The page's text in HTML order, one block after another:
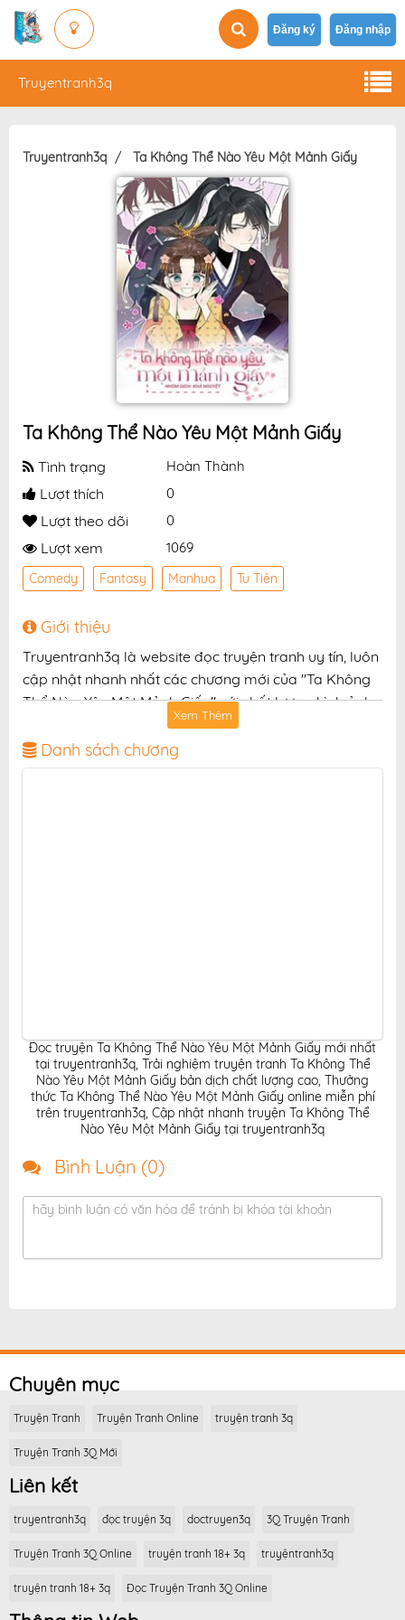
Đăng ký Đăng nhập
Truyentranh3q
Truyentranh3q Ta Không Thể Nào Yêu Một Mảnh Giấy
Ta Không Thể Nào Yêu Một Mảnh Giấy
Tình trạng Hoàn Thành
Lượt thích 0
Lượt theo dõi 0
Lượt xem 1069
Comedy Fantasy Manhua Tu Tiên
Giới thiệu
Truyentranh3q là website đọc truyện tranh uy tín, luôn
cập nhật nhanh nhất các chương mới của "Ta Không
Thể Nào Yêu Một Mảnh Giấy" với chất lượng hình ảnh
sắc nét, bản dịch chuẩn và giao diện thân thiện, mang
đến trải nghiệm đọc truyện hấp dẫn, tiện lợi, hoàn
toàn miễn phí cho độc giả yêu thích truyện tranh
Xem Thêm
Danh sách chương
Đọc truyện Ta Không Thể Nào Yêu Một Mảnh Giấy mới nhất
tại truyentranh3q, Trải nghiệm truyện tranh Ta Không Thể
Nào Yêu Một Mảnh Giấy bản dịch chất lượng cao, Thưởng
thức Ta Không Thể Nào Yêu Một Mảnh Giấy online miễn phí
trên truyentranh3q, Cập nhật nhanh truyện Ta Không Thể
Nào Yêu Một Mảnh Giấy tại truyentranh3q
Bình Luận (0)
hãy bình luận có văn hóa để tránh bị khóa tài khoản
Chuyên mục
Truyện Tranh Truyện Tranh Online truyện tranh 3q
Truyện Tranh 3Q Mới
Liên kết
truyentranh3q đọc truyện 3q doctruyen3q 3Q Truyện Tranh
Truyện Tranh 3Q Online truyện tranh 18+ 3q truyệntranh3q
truyện tranh 18+ 3q Đọc Truyện Tranh 3Q Online